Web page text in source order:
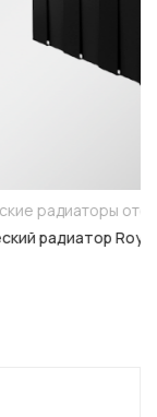
PianoForte 500